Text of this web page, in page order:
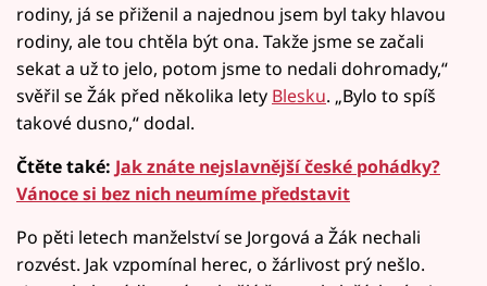
rodiny, já se přiženil a najednou jsem byl taky hlavou
rodiny, ale tou chtěla být ona. Takže jsme se začali
sekat a už to jelo, potom jsme to nedali dohromady,“
svěřil se Žák před několika lety Blesku. „Bylo to spíš
takové dusno,“ dodal.
Čtěte také: Jak znáte nejslavnější české pohádky?
Vánoce si bez nich neumíme představit
Po pěti letech manželství se Jorgová a Žák nechali
rozvést. Jak vzpomínal herec, o žárlivost prý nešlo.